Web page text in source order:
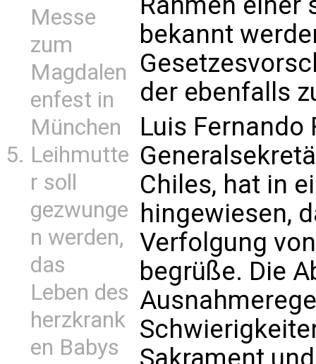
Messe
zum
Magdalen
enfest in
München
Leihmutte
r soll
gezwunge
n werden,
das
Leben des
herzkrank
en Babys
bekannt
der ebenfalls
Luis Fernando
Chiles, hat in
hingewiesen,
Verfolgung
begrüße. Die